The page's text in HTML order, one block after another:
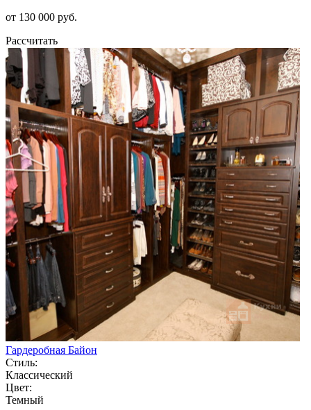
от 130 000 руб.
Рассчитать
Гардеробная Байон
Стиль:
Классический
Цвет:
Темный